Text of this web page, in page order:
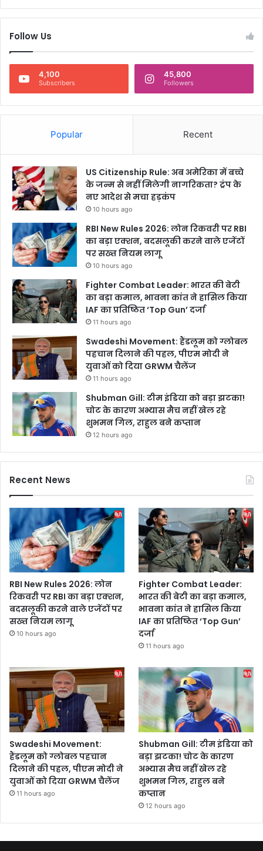
Follow Us
4,100
Subscribers
45,800
Followers
Popular Recent
US Citizenship Rule: अब अमेरिका में बच्चे
के जन्म से नहीं मिलेगी नागरिकता? ट्रंप के
नए आदेश से मचा हड़कंप
10 hours ago
RBI New Rules 2026: लोन रिकवरी पर RBI
का बड़ा एक्शन, बदसलूकी करने वाले एजेंटों
पर सख्त नियम लागू
10 hours ago
Fighter Combat Leader: भारत की बेटी
का बड़ा कमाल, भावना कांत ने हासिल किया
IAF का प्रतिष्ठित ‘Top Gun’ दर्जा
11 hours ago
Swadeshi Movement: हैंडलूम को ग्लोबल
पहचान दिलाने की पहल, पीएम मोदी ने
युवाओं को दिया GRWM चैलेंज
11 hours ago
Shubman Gill: टीम इंडिया को बड़ा झटका!
चोट के कारण अभ्यास मैच नहीं खेल रहे
शुभमन गिल, राहुल बने कप्तान
12 hours ago
Recent News
RBI New Rules 2026: लोन
रिकवरी पर RBI का बड़ा एक्शन,
बदसलूकी करने वाले एजेंटों पर
सख्त नियम लागू
10 hours ago
Fighter Combat Leader:
भारत की बेटी का बड़ा कमाल,
भावना कांत ने हासिल किया
IAF का प्रतिष्ठित ‘Top Gun’
दर्जा
11 hours ago
Swadeshi Movement:
हैंडलूम को ग्लोबल पहचान
दिलाने की पहल, पीएम मोदी ने
युवाओं को दिया GRWM चैलेंज
11 hours ago
Shubman Gill: टीम इंडिया को
बड़ा झटका! चोट के कारण
अभ्यास मैच नहीं खेल रहे
शुभमन गिल, राहुल बने
कप्तान
12 hours ago